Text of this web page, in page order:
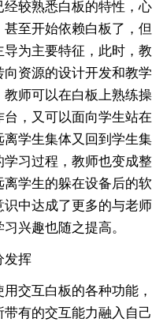
较熟悉白板的特性，心
至开始依赖白板了，但
为主要特征，此时，教
资源的设计开发和教学
师可以在白板上熟练操
，又可以面向学生站在
学生集体又回到学生集
习过程，教师也变成整
学生的躲在设备后的软
中达成了更多的与老师
兴趣也随之提高。
发挥
交互白板的各种功能，
有的交互能力融入自己